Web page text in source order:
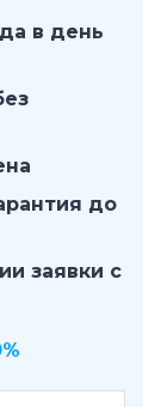
в день
до
заявки с